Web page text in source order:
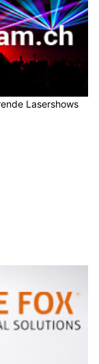
Lasershows